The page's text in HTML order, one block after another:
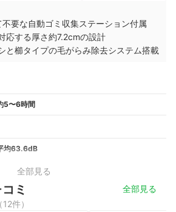
要な自動ゴミ収集ステーション付属
応する厚さ約7.2cmの設計
と櫛タイプの毛がらみ除去システム搭載
5〜6時間
均63.6dB
全部見る
ミ 全部見る
（12件）